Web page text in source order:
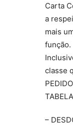
Carta
a
mais
função.
classe
–